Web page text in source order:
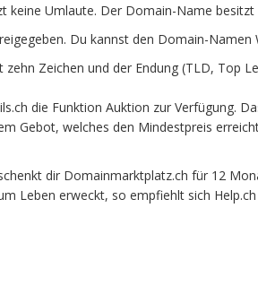
Umlaute. Der Domain-Name
Du kannst den Domain-
Zeichen und der Endung (TLD, Top
die Funktion Auktion zur Verfügung.
Gebot, welches den Mindestpreis
dir Domainmarktplatz.ch für 12
Leben erweckt, so empfiehlt sich